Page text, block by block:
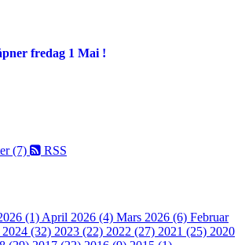
fredag 1 Mai !
(7) RSS
(1) April 2026 (4) Mars 2026 (6) Februar
2024 (32) 2023 (22) 2022 (27) 2021 (25) 2020